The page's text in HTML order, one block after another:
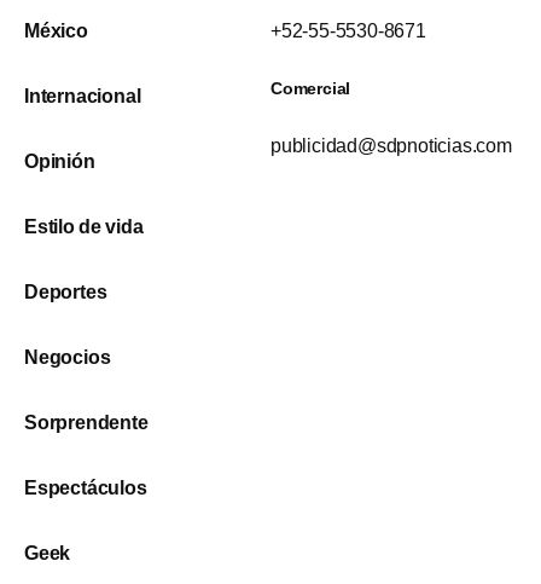
México
Internacional
Opinión
Estilo de vida
Deportes
Negocios
Sorprendente
Espectáculos
Geek
+52-55-5530-8671
Comercial
publicidad@sdpnoticias.com